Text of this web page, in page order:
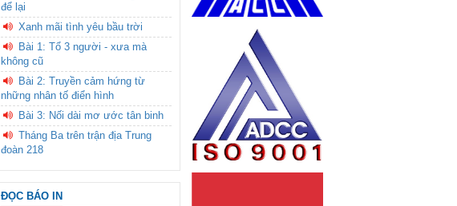
để lại
Xanh mãi tình yêu bầu trời
Bài 1: Tổ 3 người - xưa mà
không cũ
Bài 2: Truyền cảm hứng từ
những nhân tố điển hình
Bài 3: Nối dài mơ ước tân binh
Tháng Ba trên trận địa Trung
đoàn 218
ĐỌC BÁO IN